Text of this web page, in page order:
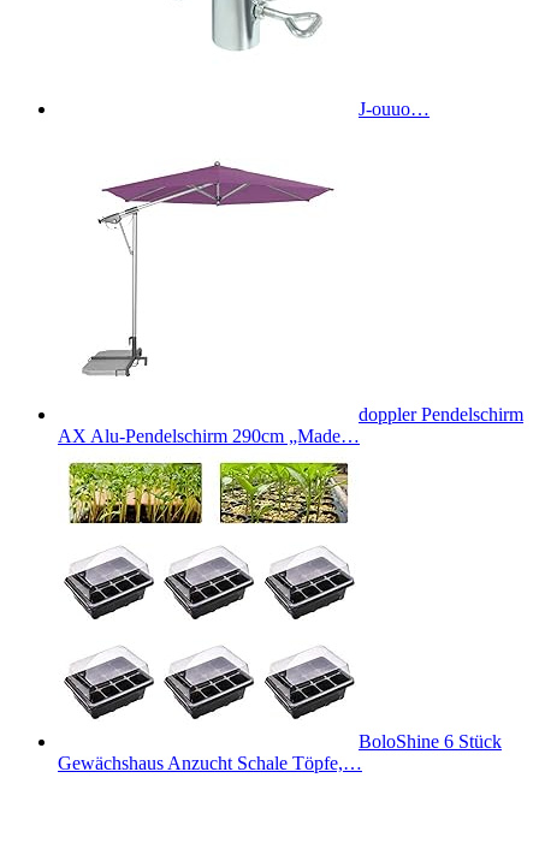
J-ouuo…
doppler Pendelschirm
AX Alu-Pendelschirm 290cm „Made…
BoloShine 6 Stück
Gewächshaus Anzucht Schale Töpfe,…